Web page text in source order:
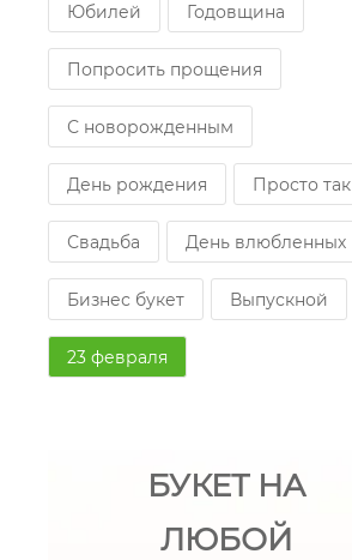
Юбилей Годовщина
Попросить прощения
С новорожденным
День рождения Просто так
Свадьба День влюбленных
Бизнес букет Выпускной
23 февраля
БУКЕТ НА
ЛЮБОЙ